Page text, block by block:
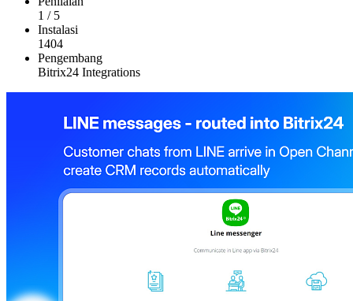
1 / 5
Instalasi
1404
Pengembang
Bitrix24 Integrations